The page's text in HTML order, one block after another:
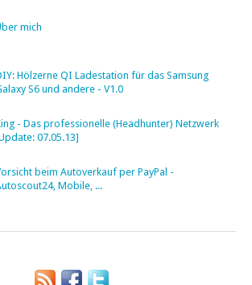
mich
Hölzerne QI Ladestation für das Samsung
S6 und andere - V1.0
- Das professionelle (Headhunter) Netzwerk
07.05.13]
beim Autoverkauf per PayPal -
Mobile, ...